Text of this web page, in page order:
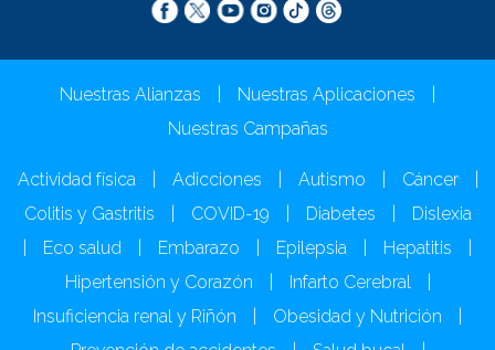
Nuestras Alianzas Nuestras Aplicaciones
Nuestras Campañas
Actividad física Adicciones Autismo Cáncer
Colitis y Gastritis
COVID-19 Diabetes
Dislexia
Eco salud Embarazo Epilepsia Hepatitis
Hipertensión y Corazón
Infarto Cerebral
Insuficiencia renal y Riñón
Obesidad y Nutrición